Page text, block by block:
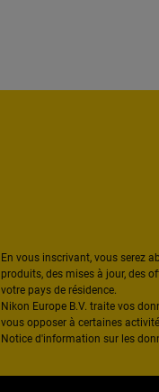
En vous inscrivant, vous serez
produits, des mises à jour, des
votre pays de résidence.
Nikon Europe B.V. traite vos
vous opposer à certaines
Notice d'information sur les